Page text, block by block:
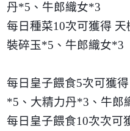
丹*5 、牛郎織女*3
每日種菜10次可獲得 天
裝碎玉*5 、牛郎織女*3
每日皇子餵食5次可獲
*5 、大精力丹*3 、牛郎
每日皇子餵食10次次可